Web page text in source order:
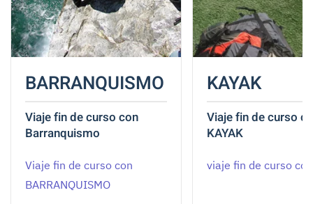
BARRANQUISMO
Viaje fin de curso con
Barranquismo
Viaje fin de curso con
BARRANQUISMO
KAYAK
Viaje fin de curso
KAYAK
viaje fin de curso